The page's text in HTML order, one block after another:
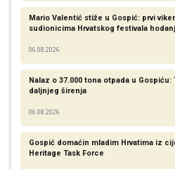
Mario Valentić stiže u Gospić: prvi
sudionicima Hrvatskog festivala
06.08.2026
Nalaz o 37.000 tona otpada u
daljnjeg širenja
06.08.2026
Gospić domaćin mladim Hrvatima iz
Heritage Task Force